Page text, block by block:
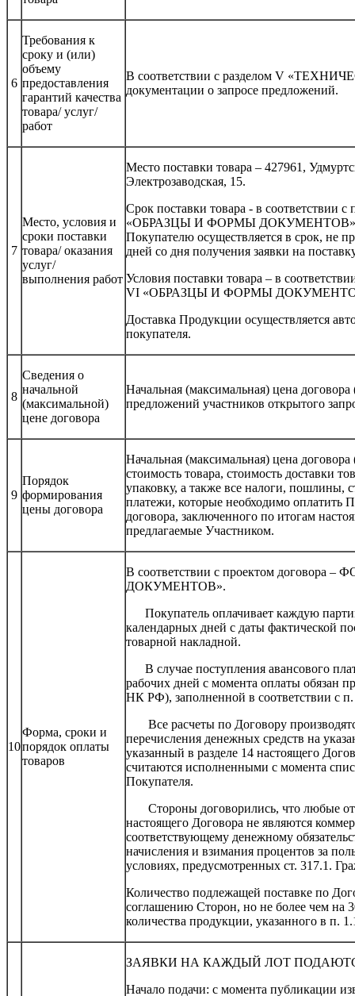
6
Требования к
сроку и (или)
объему
предоставления
гарантий качества
товара/ услуг/
работ
В соответствии с разделом V
документации о запросе предложений.
7
Место, условия и
сроки поставки
товара/ оказания
услуг/
выполнения работ
Место поставки товара – 427961,
Электрозаводская, 15.
Срок поставки товара - в соответствии
«ОБРАЗЦЫ И ФОРМЫ ДОКУМЕНТОВ» -
Покупателю осуществляется в срок, не
дней со дня получения заявки на
Условия поставки товара – в
VI «ОБРАЗЦЫ И ФОРМЫ
Доставка Продукции осуществляется
покупателя.
8
Сведения о
начальной
(максимальной)
цене договора
Начальная (максимальная) цена
предложений участников открытого
9
Порядок
формирования
цены договора
Начальная (максимальная) цена
стоимость товара, стоимость доставки
упаковку, а также все налоги, пошлины,
платежи, которые необходимо оплатить
договора, заключенного по итогам
предлагаемые Участником.
10
Форма, сроки и
порядок оплаты
товаров
В соответствии с проектом
ДОКУМЕНТОВ».
Покупатель оплачивает каждую
календарных дней с даты фактической
товарной накладной.
В случае поступления авансового
рабочих дней с момента оплаты обязан
НК РФ), заполненной в соответствии с
Все расчеты по Договору
перечисления денежных средств на
указанный в разделе 14 настоящего
считаются исполненными с момента
Покупателя.
Стороны договорились, что любые
настоящего Договора не являются
соответствующему денежному
начисления и взимания процентов за
условиях, предусмотренных ст. 317.1.
Количество подлежащей поставке по
соглашению Сторон, но не более чем на
количества продукции, указанного в п.
ЗАЯВКИ НА КАЖДЫЙ ЛОТ
Начало подачи: с момента публикации